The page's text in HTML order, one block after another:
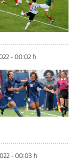
- 00:02 h
- 00:03 h